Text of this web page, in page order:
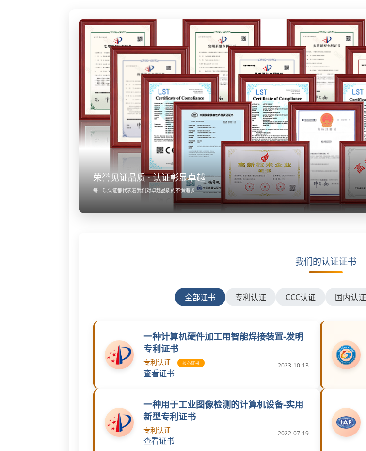
荣誉见证品质 · 认证彰显卓越
每一项认证都代表着我们对卓越品质的不懈追求
我们的认证证书
全部证书 专利认证 CCC认证 国内认证
2023-10-13
一种计算机硬件加工用智能焊接装置-发明
专利证书
专利认证 核心证书
查看证书
2022-07-19
一种用于工业图像检测的计算机设备-实用
新型专利证书
专利认证
查看证书